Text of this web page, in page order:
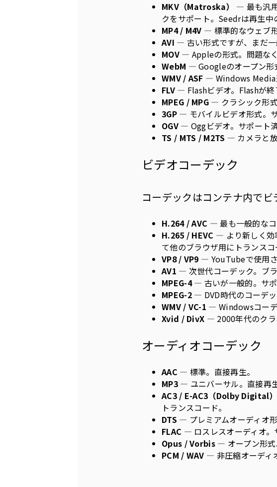
MKV（Matroska）
— 最も汎
クをサポート。Seedrは再生中
MP4 / M4V — 標準的なウェブ
AVI — 古い形式ですが、まだ一
MOV— Appleの形式。問題なく
WebM — Googleのオープン形
WMV / ASF — Windows Media
FLV— Flashビデオ。Flashが終
MPEG / MPG — クラシック形
3GP— モバイルビデオ形式。サ
OGV— Oggビデオ。サポート済
TS / MTS / M2TS — カメラと
ビデオコーデック
コーデックはコンテナ内で
H.264 / AVC — 最も一般的なコ
H.265 / HEVC — より新しく効
て他のブラウザ用にトランスコ
VP8 / VP9 — YouTubeで使用
AV1 — 次世代コーデック。ブ
MPEG-4— 古いが一般的。サポ
MPEG-2— DVD時代のコーデッ
WMV / VC-1 — Windowsコーデ
Xvid / DivX — 2000年代のクラ
オーディオコーデック
AAC — 標準。直接再生。
MP3— ユニバーサル。直接再生
AC3 / E-AC3（Dolby Digital）
トランスコード。
DTS — プレミアムオーディオ
FLAC — ロスレスオーディオ。
Opus / Vorbis— オープン形式
PCM / WAV — 非圧縮オーディ